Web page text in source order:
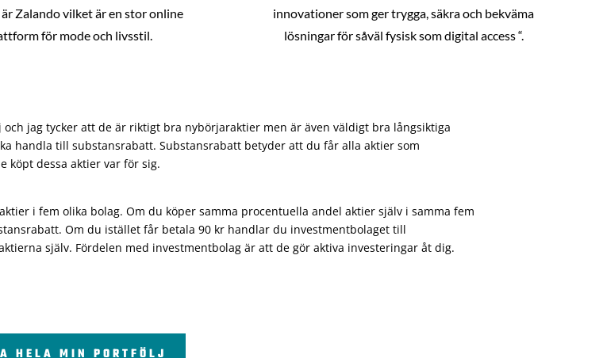
Zalando vilket är en stor online
för mode och livsstil.
innovationer som ger trygga, säkra och bekväma
lösningar för såväl fysisk som digital access “.
jag tycker att de är riktigt bra nybörjaraktier men är även väldigt bra långsiktiga
handla till substansrabatt. Substansrabatt betyder att du får alla aktier som
köpt dessa aktier var för sig.
i fem olika bolag. Om du köper samma procentuella andel aktier själv i samma fem
Om du istället får betala 90 kr handlar du investmentbolaget till
själv. Fördelen med investmentbolag är att de gör aktiva investeringar åt dig.
HELA MIN PORTFÖLJ